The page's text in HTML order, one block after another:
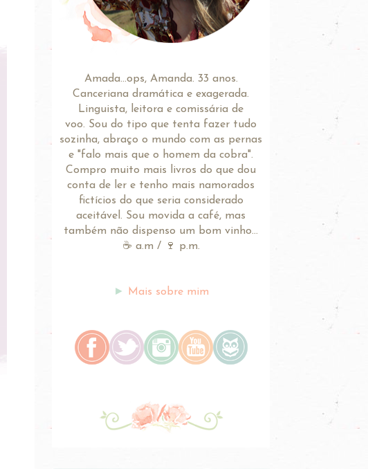
Amada...ops, Amanda. 33 anos.
Canceriana dramática e exagerada.
Linguista, leitora e comissária de
voo. Sou do tipo que tenta fazer tudo
sozinha, abraço o mundo com as pernas
e "falo mais que o homem da cobra".
Compro muito mais livros do que dou
conta de ler e tenho mais namorados
fictícios do que seria considerado
aceitável. Sou movida a café, mas
também não dispenso um bom vinho...
☕ a.m / 🍷 p.m.
► Mais sobre mim